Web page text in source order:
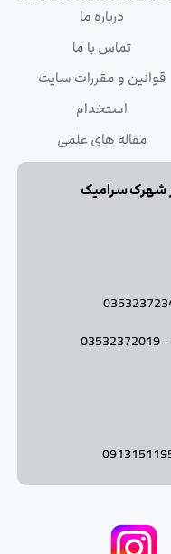
درباره ما
تماس با ما
قوانین و مقررات سایت
استخدام
مقاله های علمی
شهرک سرامیک